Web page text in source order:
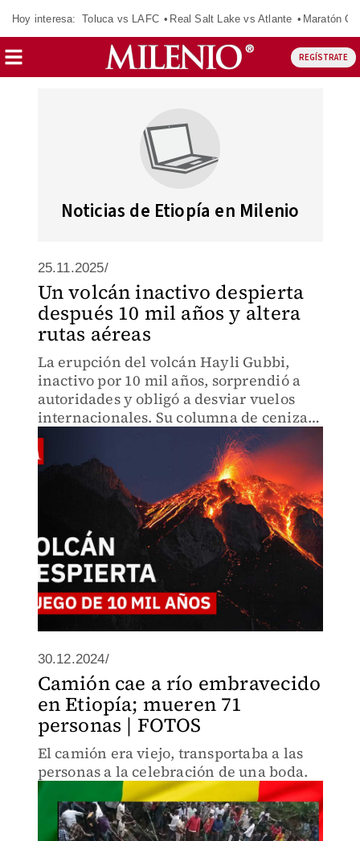
Hoy interesa: Toluca vs LAFC Real Salt Lake vs Atlante Maratón
REGÍSTRATE
Noticias de Etiopía en Milenio
25.11.2025/
Un volcán inactivo despierta
después 10 mil años y altera
rutas aéreas
La erupción del volcán Hayli Gubbi,
inactivo por 10 mil años, sorprendió a
autoridades y obligó a desviar vuelos
internacionales. Su columna de ceniza
alcanzó 14 km y viajó hasta Asia. Te
explicamos qué provocó este despertar y
cómo afectó al espacio
30.12.2024/
Camión cae a río embravecido
en Etiopía; mueren 71
personas | FOTOS
El camión era viejo, transportaba a las
personas a la celebración de una boda.